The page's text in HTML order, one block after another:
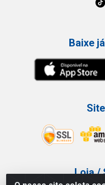
Baixe
Loja /